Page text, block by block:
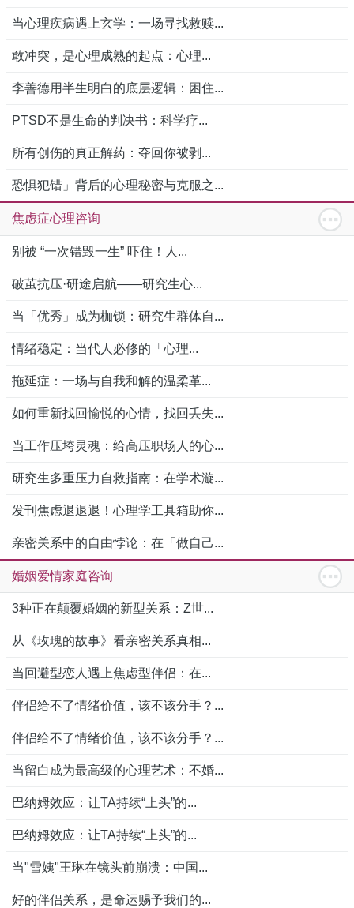
当心理疾病遇上玄学：一场寻找救赎...
敢冲突，是心理成熟的起点：心理...
李善德用半生明白的底层逻辑：困住...
PTSD不是生命的判决书：科学疗...
所有创伤的真正解药：夺回你被剥...
恐惧犯错」背后的心理秘密与克服之...
焦虑症心理咨询
别被 “一次错毁一生” 吓住！人...
破茧抗压·研途启航——研究生心...
当「优秀」成为枷锁：研究生群体自...
情绪稳定：当代人必修的「心理...
拖延症：一场与自我和解的温柔革...
如何重新找回愉悦的心情，找回丢失...
当工作压垮灵魂：给高压职场人的心...
研究生多重压力自救指南：在学术漩...
发刊焦虑退退退！心理学工具箱助你...
亲密关系中的自由悖论：在「做自己...
婚姻爱情家庭咨询
3种正在颠覆婚姻的新型关系：Z世...
从《玫瑰的故事》看亲密关系真相...
当回避型恋人遇上焦虑型伴侣：在...
伴侣给不了情绪价值，该不该分手？...
伴侣给不了情绪价值，该不该分手？...
当留白成为最高级的心理艺术：不婚...
巴纳姆效应：让TA持续“上头”的...
巴纳姆效应：让TA持续“上头”的...
当"雪姨"王琳在镜头前崩溃：中国...
好的伴侣关系，是命运赐予我们的...